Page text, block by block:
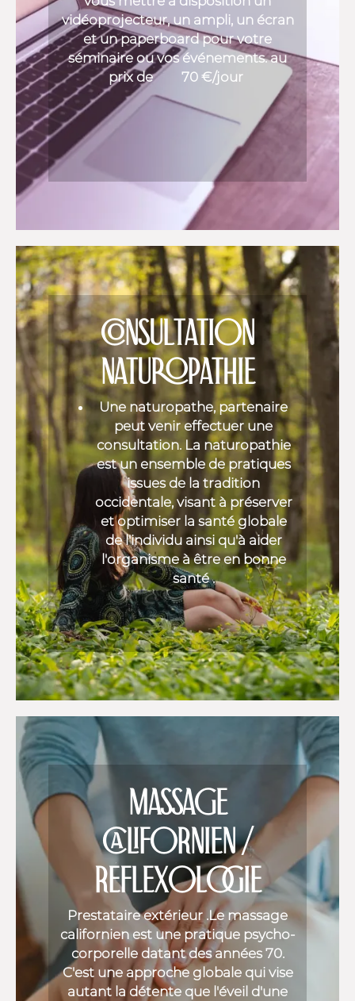
vidéoprojecteur, un ampli, un écran
et un paperboard pour votre
séminaire ou vos événements. au
prix de 70 €/jour
CONSULTATION
NATUROPATHIE
Une naturopathe, partenaire
peut venir effectuer une
consultation. La naturopathie
est un ensemble de pratiques
issues de la tradition
occidentale, visant à préserver
et optimiser la santé globale
de l'individu ainsi qu'à aider
l'organisme à être en bonne
santé .
MASSAGE
CALIFORNIEN /
RÉFLEXOLOGIE
Prestataire extérieur .Le massage
californien est une pratique psycho-
corporelle datant des années 70.
C'est une approche globale qui vise
autant la détente que l'éveil d'une